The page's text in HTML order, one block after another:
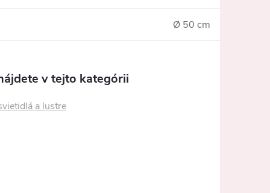
Ø 50 cm
v tejto kategórii
a lustre